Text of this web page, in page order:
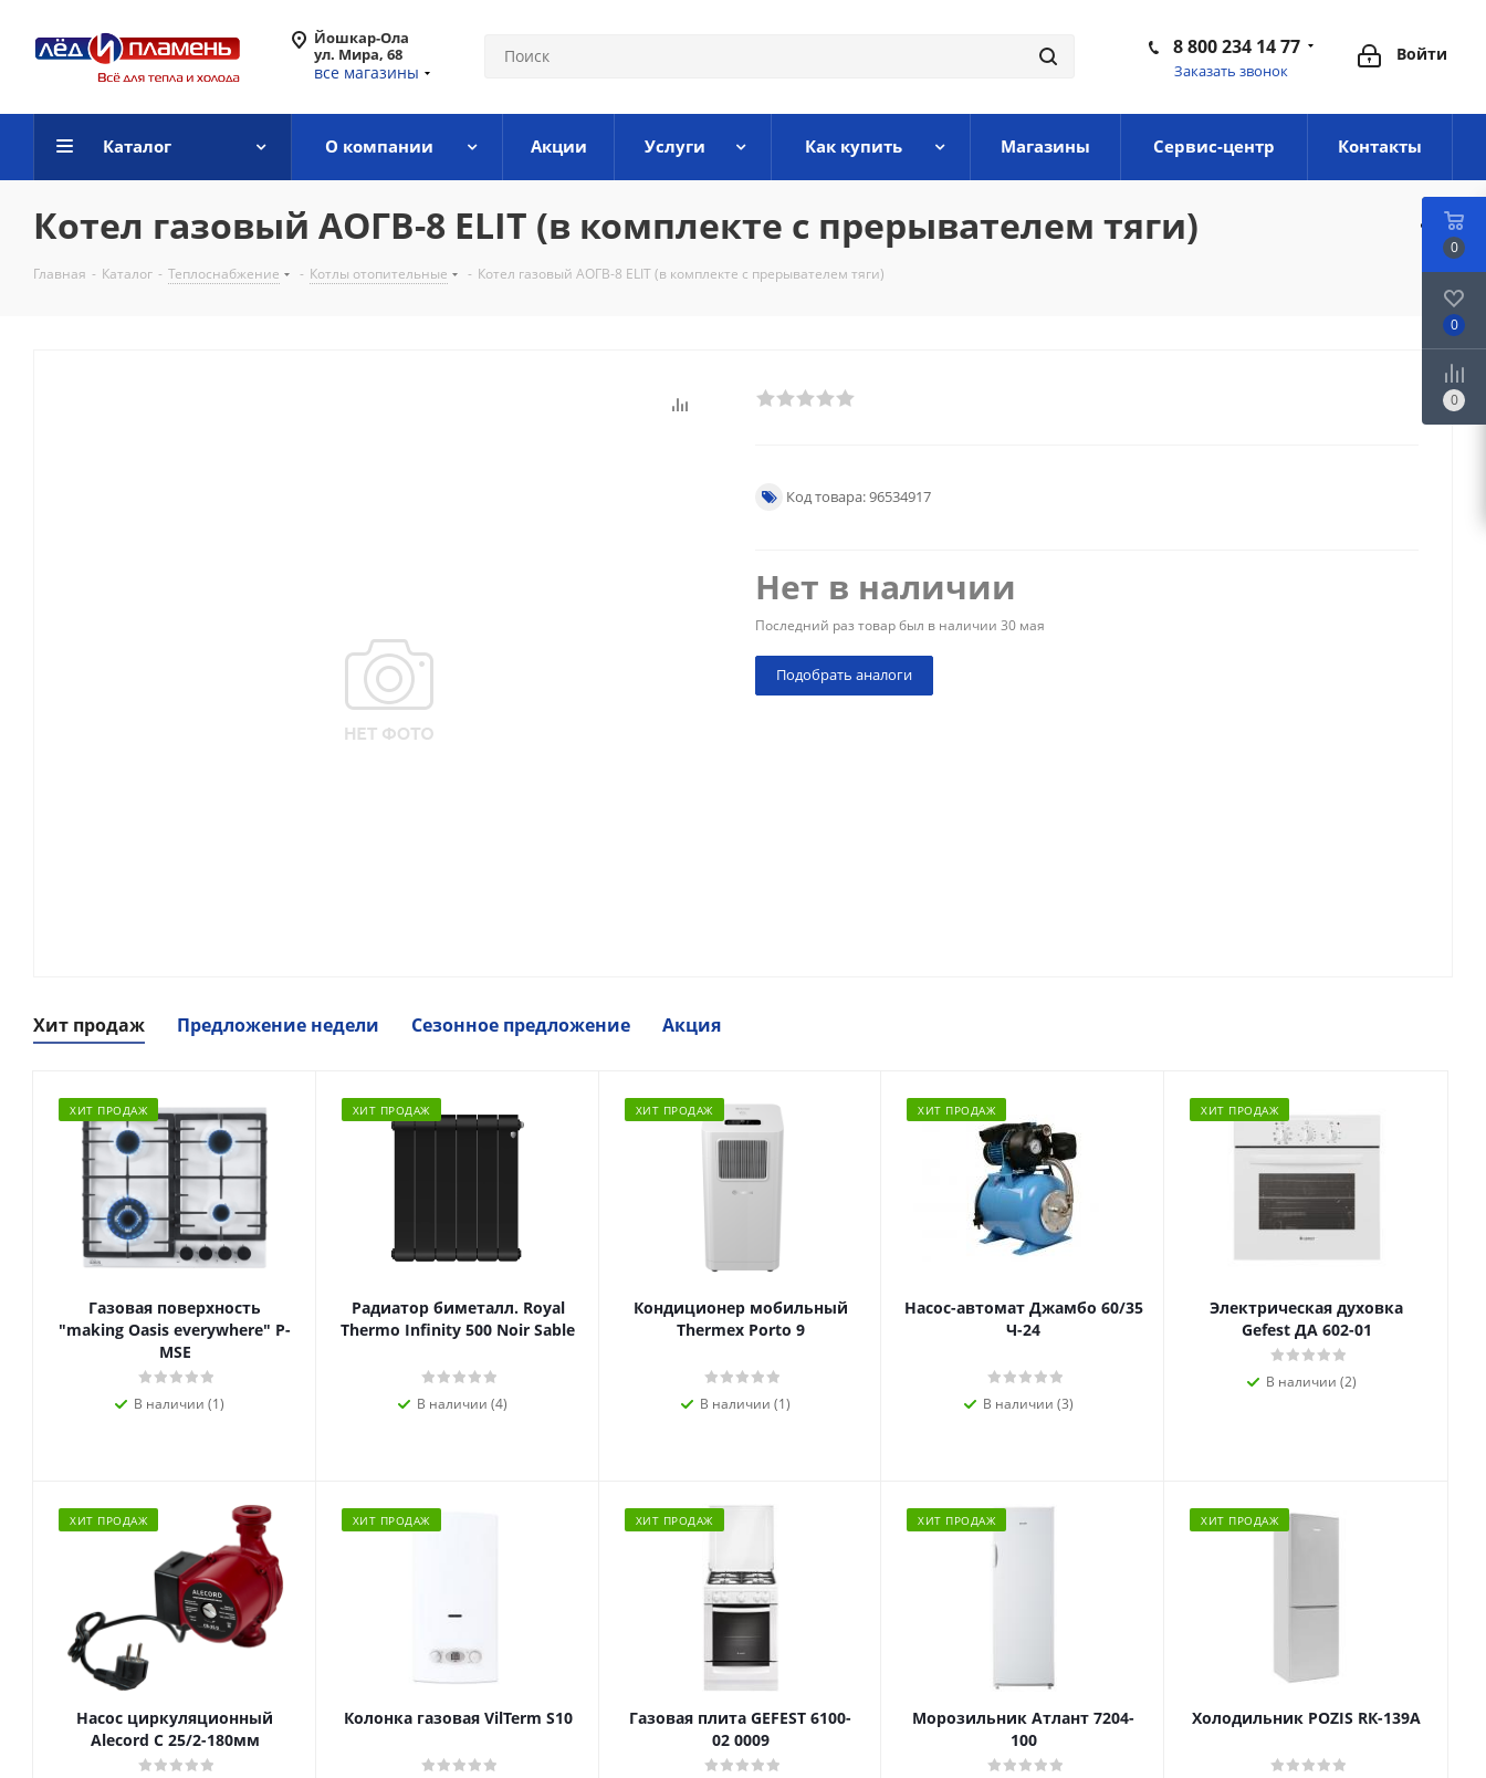
Йошкар-Ола
ул. Мира, 68
все магазины
Войти
8 800 234 14 77
Заказать звонок
Каталог О компании Акции Услуги Как купить Магазины Сервис-центр Контакты
Котел газовый АОГВ-8 ELIT (в комплекте c прерывателем тяги)
Главная - Каталог - Теплоснабжение - Котлы отопительные - Котел газовый АОГВ-8 ELIT (в комплекте c прерывателем тяги)
Код товара: 96534917
Нет в наличии
Последний раз товар был в наличии 30 мая
Подобрать аналоги
Хит продаж Предложение недели Сезонное предложение Акция
ХИТ ПРОДАЖ
Газовая поверхность
"making Oasis everywhere" P-
MSE
В наличии (1)
ХИТ ПРОДАЖ
Радиатор биметалл. Royal
Thermo Infinity 500 Noir Sable
В наличии (4)
ХИТ ПРОДАЖ
Кондиционер мобильный
Thermex Porto 9
В наличии (1)
ХИТ ПРОДАЖ
Насос-автомат Джамбо 60/35
Ч-24
В наличии (3)
ХИТ ПРОДАЖ
Электрическая духовка
Gefest ДА 602-01
В наличии (2)
ХИТ ПРОДАЖ
Насос циркуляционный
Alecord C 25/2-180мм
ХИТ ПРОДАЖ
Колонка газовая VilTerm S10
ХИТ ПРОДАЖ
Газовая плита GEFEST 6100-
02 0009
ХИТ ПРОДАЖ
Морозильник Атлант 7204-
100
ХИТ ПРОДАЖ
Холодильник POZIS RК-139А
0
0
0